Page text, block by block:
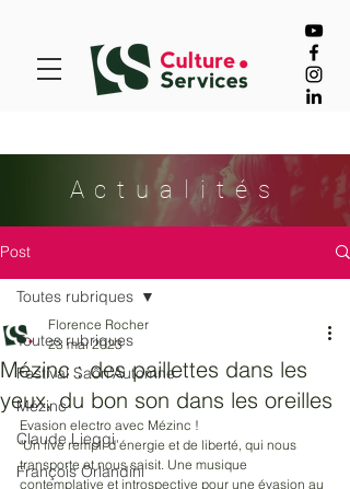
Post
Toutes rubriques
Festival Saôn'Automne
Mézinc
Claude Lieggi
François Orlandini
Toutes rubriques
Mézinc : des paillettes dans les
yeux, du bon son dans les oreilles
Florence Rocher
23 mai 2023
Evasion electro avec Mézinc !
"Un live rempli d’énergie et de liberté, qui nous
transporte et nous saisit. Une musique
contemplative et introspective pour une évasion au
Actualités